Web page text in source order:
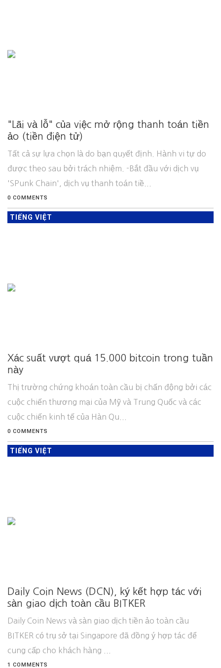
"Lãi và lỗ" của việc mở rộng thanh toán tiền
ảo (tiền điện tử)
Tất cả sự lựa chọn là do bạn quyết định. Hành vi tự do
được theo sau bởi trách nhiệm. -Bắt đầu với dịch vụ
'SPunk Chain', dịch vụ thanh toán tiề...
0 COMMENTS
TIẾNG VIỆT
Xác suất vượt quá 15.000 bitcoin trong tuần
này
Thị trường chứng khoán toàn cầu bị chấn động bởi các
cuộc chiến thương mại của Mỹ và Trung Quốc và các
cuộc chiến kinh tế của Hàn Qu...
0 COMMENTS
TIẾNG VIỆT
Daily Coin News (DCN), ký kết hợp tác với
sàn giao dịch toàn cầu BITKER
Daily Coin News và sàn giao dịch tiền ảo toàn cầu
BITKER có trụ sở tại Singapore đã đồng ý hợp tác để
cung cấp cho khách hàng ...
1 COMMENTS